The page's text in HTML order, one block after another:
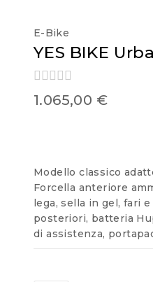
E-Bike
YES BIKE
0
out
1.065,00 €
Modello classico
Forcella anteriore
lega, sella in gel, fari
posteriori, batteria
di assistenza,